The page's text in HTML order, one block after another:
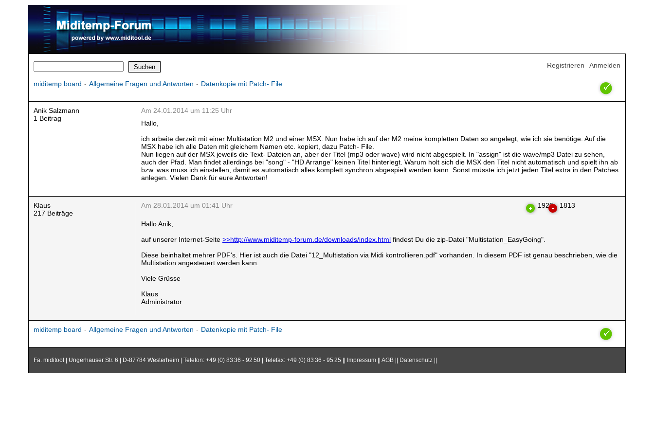
Registrieren Anmelden
miditemp board - Allgemeine Fragen und Antworten - Datenkopie mit Patch- File
Anik Salzmann
1 Beitrag
Am 24.01.2014 um 11:25 Uhr
Hallo,
ich arbeite derzeit mit einer Multistation M2 und einer MSX. Nun habe ich auf der M2 meine kompletten Daten so angelegt, wie ich sie benötige. Auf die
MSX habe ich alle Daten mit gleichem Namen etc. kopiert, dazu Patch- File.
Nun liegen auf der MSX jeweils die Text- Dateien an, aber der Titel (mp3 oder wave) wird nicht abgespielt. In "assign" ist die wave/mp3 Datei zu sehen,
auch der Pfad. Man findet allerdings bei "song" - "HD Arrange" keinen Titel hinterlegt. Warum holt sich die MSX den Titel nicht automatisch und spielt ihn ab
bzw. was muss ich einstellen, damit es automatisch alles komplett synchron abgespielt werden kann. Sonst müsste ich jetzt jeden Titel extra in den Patches
anlegen. Vielen Dank für eure Antworten!
Klaus
217 Beiträge
1929 1813
Am 28.01.2014 um 01:41 Uhr
Hallo Anik,
auf unserer Internet-Seite >>http://www.miditemp-forum.de/downloads/index.html findest Du die zip-Datei "Multistation_EasyGoing".
Diese beinhaltet mehrer PDF's. Hier ist auch die Datei "12_Multistation via Midi kontrollieren.pdf" vorhanden. In diesem PDF ist genau beschrieben, wie die
Multistation angesteuert werden kann.
Viele Grüsse
Klaus
Administrator
miditemp board - Allgemeine Fragen und Antworten - Datenkopie mit Patch- File
Fa. miditool | Ungerhauser Str. 6 | D-87784 Westerheim | Telefon: +49 (0) 83 36 - 92 50 | Telefax: +49 (0) 83 36 - 95 25 || Impressum AGB Datenschutz